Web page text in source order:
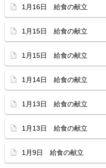
1月16日 給食の献立
1月15日 給食の献立
1月15日 給食の献立
1月14日 給食の献立
1月13日 給食の献立
1月13日 給食の献立
1月9日 給食の献立